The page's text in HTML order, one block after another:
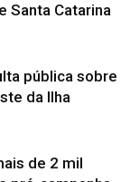
Santa Catarina
pública sobre
da Ilha
de 2 mil